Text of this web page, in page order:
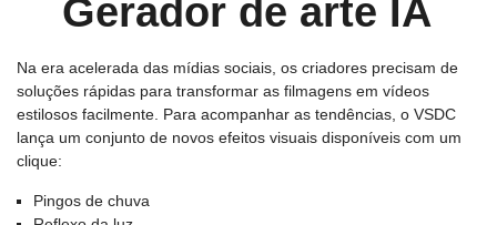
Gerador de arte IA
Na era acelerada das mídias sociais, os criadores precisam de
soluções rápidas para transformar as filmagens em vídeos
estilosos facilmente. Para acompanhar as tendências, o VSDC
lança um conjunto de novos efeitos visuais disponíveis com um
clique:
Pingos de chuva